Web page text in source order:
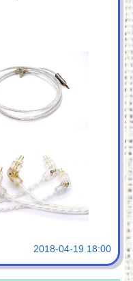
2018-04-19 18:00